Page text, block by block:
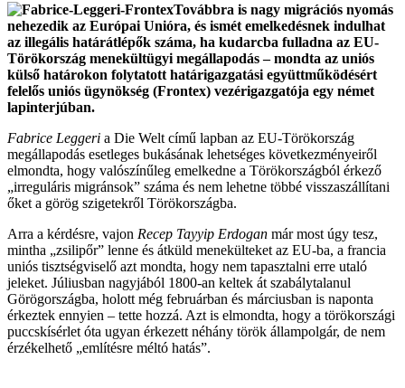
Továbbra is nagy migrációs nyomás
nehezedik az Európai Unióra, és ismét emelkedésnek indulhat
az illegális határátlépők száma, ha kudarcba fulladna az EU-
Törökország menekültügyi megállapodás – mondta az uniós
külső határokon folytatott határigazgatási együttműködésért
felelős uniós ügynökség (Frontex) vezérigazgatója egy német
lapinterjúban.
Fabrice Leggeri a Die Welt című lapban az EU-Törökország
megállapodás esetleges bukásának lehetséges következményeiről
elmondta, hogy valószínűleg emelkedne a Törökországból érkező
„irreguláris migránsok” száma és nem lehetne többé visszaszállítani
őket a görög szigetekről Törökországba.
Arra a kérdésre, vajon Recep Tayyip Erdogan már most úgy tesz,
mintha „zsilipőr” lenne és átküld menekülteket az EU-ba, a francia
uniós tisztségviselő azt mondta, hogy nem tapasztalni erre utaló
jeleket. Júliusban nagyjából 1800-an keltek át szabálytalanul
Görögországba, holott még februárban és márciusban is naponta
érkeztek ennyien – tette hozzá. Azt is elmondta, hogy a törökországi
puccskísérlet óta ugyan érkezett néhány török állampolgár, de nem
érzékelhető „említésre méltó hatás”.